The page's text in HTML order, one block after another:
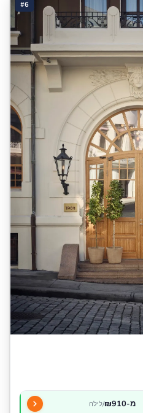
#6
מ-₪910 /לילה